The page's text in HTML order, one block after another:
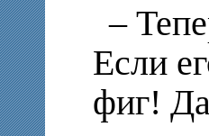
–
Если
фиг!